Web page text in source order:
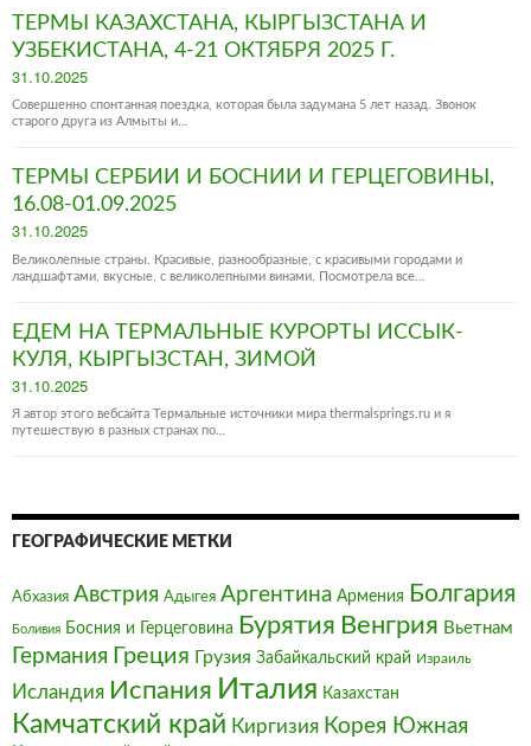
ТЕРМЫ КАЗАХСТАНА, КЫРГЫЗСТАНА И
УЗБЕКИСТАНА, 4-21 ОКТЯБРЯ 2025 Г.
Posted
on
31.10.2025
Совершенно спонтанная поездка, которая была задумана 5 лет назад. Звонок
старого друга из Алмыты и…
ТЕРМЫ СЕРБИИ И БОСНИИ И ГЕРЦЕГОВИНЫ,
16.08-01.09.2025
Posted
on
31.10.2025
Великолепные страны. Красивые, разнообразные, с красивыми городами и
ландшафтами, вкусные, с великолепными винами. Посмотрела все…
ЕДЕМ НА ТЕРМАЛЬНЫЕ КУРОРТЫ ИССЫК-
КУЛЯ, КЫРГЫЗСТАН, ЗИМОЙ
Posted
on
31.10.2025
Я автор этого вебсайта Термальные источники мира thermalsprings.ru и я
путешествую в разных странах по…
ГЕОГРАФИЧЕСКИЕ МЕТКИ
Абхазия Австрия‎ Адыгея Аргентина Армения Болгария‎
Боливия Босния и Герцеговина Бурятия Венгрия Вьетнам
Германия Греция Грузия Забайкальский край Израиль
Исландия Испания Италия‎ Казахстан
Камчатский край Киргизия Корея Южная